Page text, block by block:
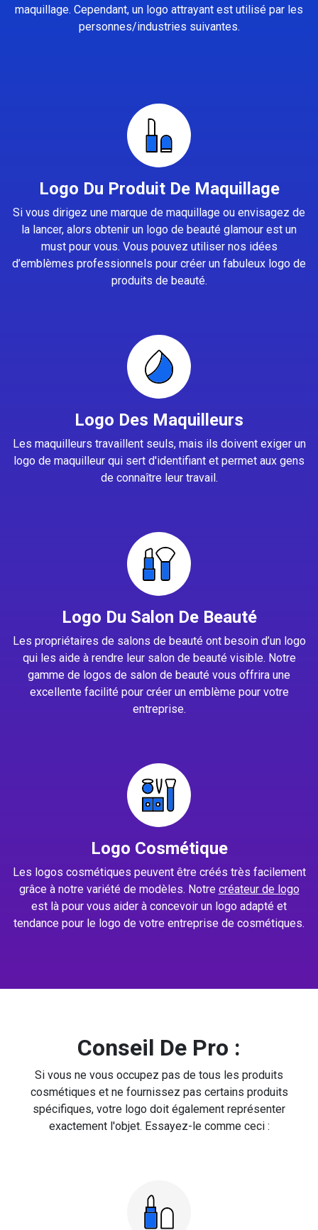
maquillage. Cependant, un logo attrayant est utilisé par les
personnes/industries suivantes.
Logo Du Produit De Maquillage
Si vous dirigez une marque de maquillage ou envisagez de
la lancer, alors obtenir un logo de beauté glamour est un
must pour vous. Vous pouvez utiliser nos idées
d’emblèmes professionnels pour créer un fabuleux logo de
produits de beauté.
Logo Des Maquilleurs
Les maquilleurs travaillent seuls, mais ils doivent exiger un
logo de maquilleur qui sert d'identifiant et permet aux gens
de connaître leur travail.
Logo Du Salon De Beauté
Les propriétaires de salons de beauté ont besoin d’un logo
qui les aide à rendre leur salon de beauté visible. Notre
gamme de logos de salon de beauté vous offrira une
excellente facilité pour créer un emblème pour votre
entreprise.
Logo Cosmétique
Les logos cosmétiques peuvent être créés très facilement
grâce à notre variété de modèles. Notre créateur de logo
est là pour vous aider à concevoir un logo adapté et
tendance pour le logo de votre entreprise de cosmétiques.
Conseil De Pro :
Si vous ne vous occupez pas de tous les produits
cosmétiques et ne fournissez pas certains produits
spécifiques, votre logo doit également représenter
exactement l'objet. Essayez-le comme ceci :